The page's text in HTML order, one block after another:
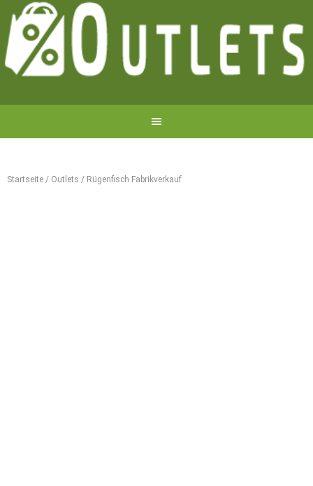
Startseite / Outlets / Rügenfisch Fabrikverkauf